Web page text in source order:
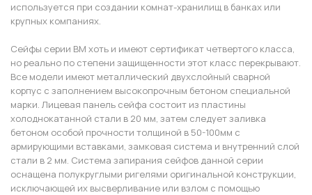
используется при создании комнат-хранилищ в банках или
крупных компаниях.
Сейфы серии ВМ хоть и имеют сертификат четвертого класса,
но реально по степени защищенности этот класс перекрывают.
Все модели имеют металлический двухслойный сварной
корпус с заполнением высокопрочным бетоном специальной
марки. Лицевая панель сейфа состоит из пластины
холоднокатанной стали в 20 мм, затем следует заливка
бетоном особой прочности толщиной в 50-100мм с
армирующими вставками, замковая система и внутренний слой
стали в 2 мм. Система запирания сейфов данной серии
оснащена полукруглыми ригелями оригинальной конструкции,
исключающей их высверливание или взлом с помощью